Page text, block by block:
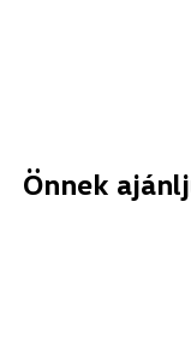
Önnek